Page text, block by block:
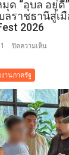
เตียง
ไร้
“ไม่
ทิ้ง
ประชา
ด “อุบล อยู่ดี
ลราชธานีสู่เ
2026
ปิดความเห็น
“อุบล
อยู่ดี”
สสส.
สาน
พลัง
านภาครัฐ